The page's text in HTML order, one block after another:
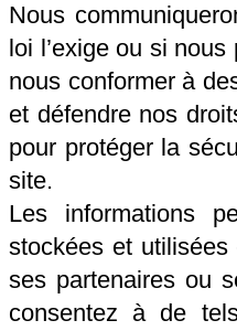
Nous
loi l’exige ou si
nous conformer à
et défendre nos
pour protéger la
site.
Les informations
stockées et
ses partenaires ou
consentez à de